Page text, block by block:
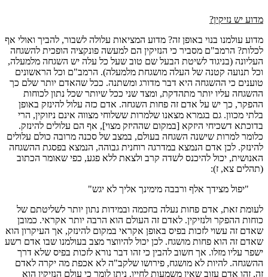
מדוע יש נזיקין?
מדוע עולמנו בנוי באופן זה? מדוע המציאות עלולה לשבור, להביך ואולי אף
לכלות? הרמב"ם מסביר כי הנזיקין הם למעשה פונקציה הופכית להשגחה
העליונה (בניגוד לשיטת הבעל שם טוב שעל כל עלה יש השגחה מלמעלה,
וכל תנועה קטנה של העלה מושגחת מלמעלה). הרמב"ם וכל הראשונים
טוענים כי ההשגחה היא דבר מדורג ומשתנה. ככל שהאדם יותר שלם כך
ההשגחה עליו יותר מתהדקת, ומצד שני ככל שיותר שכל נתון לכוחות
ההפקר, כך יש על אדם זה פחות השגחה. אדם כזה עלול להינזק באופן
בלתי מכוון. גם בגמרא מצאנו שלמרות ששלוחי מצווה אינם ניזוקין, הרי
בדוכתא דשכיחי היזקא [במקום שההיזק מצוי], אף הם עלולים להינזק.
כלומר למרות שישנה השגחה בעולם, במצב של סכנה מרובה כולם עלולים
להינזק. לכן אדם הנמצא במדרגה רוחנית גבוהה, הנמצא בפסגת ההשגחה
האנושית, יכול להיכנס לשדה קרב ולצאת ללא פגע, כפי שאומר הכתוב
(תהלים צא, ז):
"יפול מצידך אלף ורבבה מימינך אליך לא יגש"
לעומת זאת, אדם פחות נעלה בחכמה ובמידות נתון יותר לשליטתם של
כוחות ההפקר ולנזיקין. לאדם זה העולם הוא הרבה יותר אקראי. כמובן
שאדם זה עשוי לזכות בפיס באופן אקראי במקום להינזק, אך העיקרון הוא
שאדם זה הוא פחות מושגח. לכן יכול להיווצר מצב בעולמנו שבו אדם רשע
ישפר עליו מזלו. אך חשוב להבין כי זהו דבר נורא לזכות בפיס שלא דרך
ההשגחה. להיות לא מושגח, פירושו שלקב"ה לא אכפת מה יקרה לאדם
זה, זהו אדם עזוב שאין משמעות לחייו. ניתן לומר כי עולם הנזיקין הוא